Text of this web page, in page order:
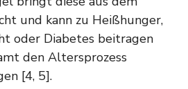
und kann zu Heißhunger,
oder Diabetes beitragen
den Altersprozess
[4, 5].